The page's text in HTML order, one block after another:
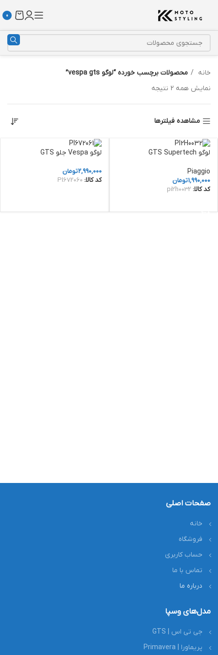
0
خانه
محصولات برچسب خورده “لوگو vespa gts”
نمایش همه 2 نتیجه
مشاهده فیلترها
لوگو GTS Supertech
Piaggio
1,990,000تومان
کد کالا: pi2h0032
لوگو Vespa جلو GTS
2,990,000تومان
کد کالا: PI672060
صفحات اصلی
خانه
فروشگاه
حساب کاربری
تماس با ما
درباره ما
مدل‌های وسپا
جی تی اس | GTS
پریماورا | Primavera